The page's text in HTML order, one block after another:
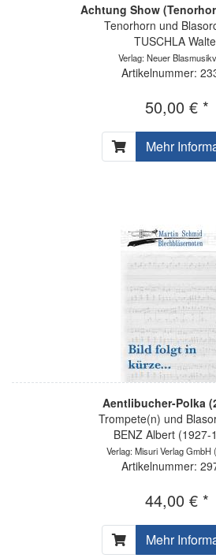
Achtung Show
Tenorhorn und
TUSCHLA
Verlag: Neuer
Artikelnummer:
50,00 € *
Mehr
Aentlibucher-Polka
Trompete(n) und
BENZ Albert (1927-
Verlag: Misuri Verlag GmbH
Artikelnummer:
44,00 € *
Mehr